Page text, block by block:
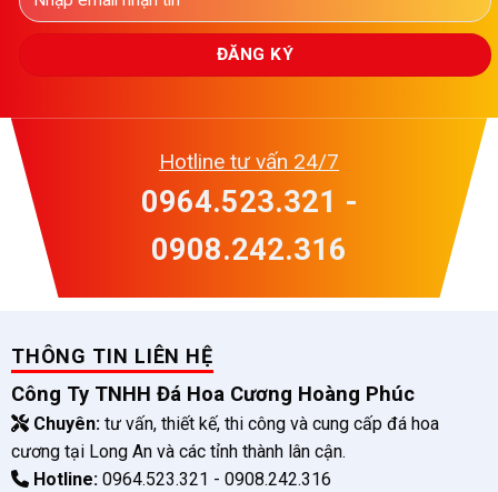
Hotline tư vấn 24/7
0964.523.321 -
0908.242.316
THÔNG TIN LIÊN HỆ
Công Ty TNHH Đá Hoa Cương Hoàng Phúc
Chuyên:tư vấn, thiết kế, thi công và cung cấp đá hoa
cương tại Long An và các tỉnh thành lân cận.
Hotline:0964.523.321 - 0908.242.316